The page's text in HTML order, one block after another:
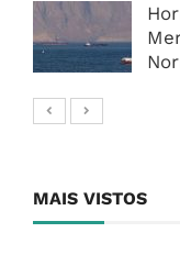
MAIS VISTOS